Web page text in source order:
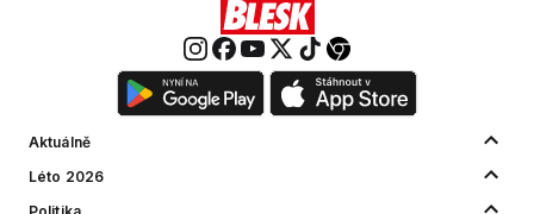
Aktuálně
Léto 2026